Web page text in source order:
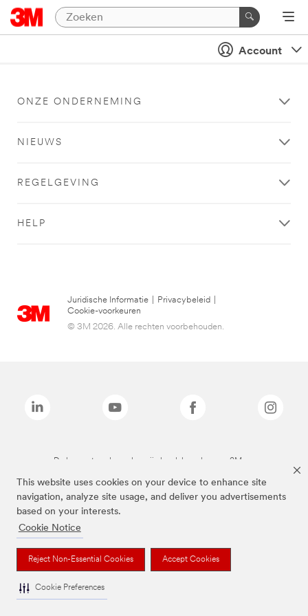
This website uses cookies on your device to enhance site
navigation, analyze site usage, and deliver you advertisements
based on your interests.
Cookie Notice
Reject Non-Essential Cookies Accept Cookies
Cookie Preferences
Account
ONZE ONDERNEMING
NIEUWS
REGELGEVING
HELP
Juridische Informatie Privacybeleid
Cookie-voorkeuren
© 3M 2026. Alle rechten voorbehouden.
De bovenstaande merken zijn handelsmerken van 3M.we